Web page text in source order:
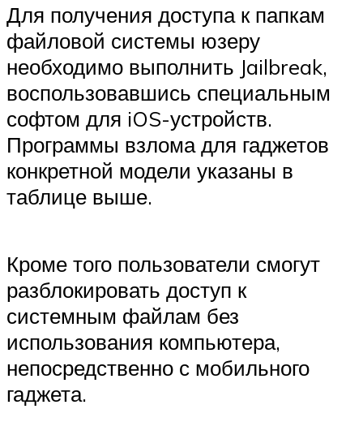
Для получения доступа к папкам
файловой системы юзеру
необходимо выполнить Jailbreak,
воспользовавшись специальным
софтом для iOS-устройств.
Программы взлома для гаджетов
конкретной модели указаны в
таблице выше.
Кроме того пользователи смогут
разблокировать доступ к
системным файлам без
использования компьютера,
непосредственно с мобильного
гаджета.